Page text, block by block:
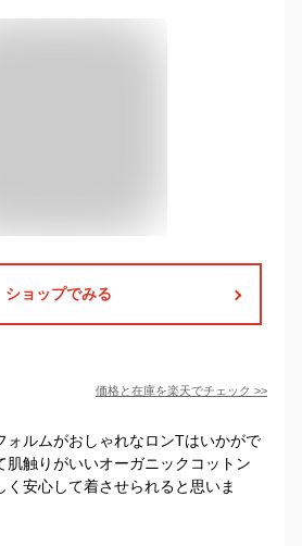
ショップでみる
価格と在庫を楽天でチェック >>
ォルムがおしゃれなロンTはいかがで
肌触りがいいオーガニックコットン
く安心して着させられると思いま